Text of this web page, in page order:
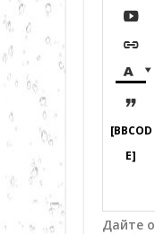





[BBCOD
E]
Дайте